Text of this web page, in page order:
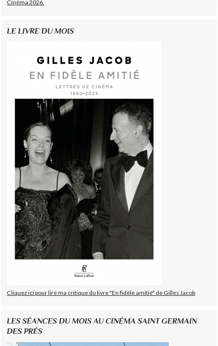
Cinéma 2026.
LE LIVRE DU MOIS
Cliquez ici pour lire ma critique du livre "En fidèle amitié" de Gilles Jacob
LES SÉANCES DU MOIS AU CINÉMA SAINT GERMAIN
DES PRÉS